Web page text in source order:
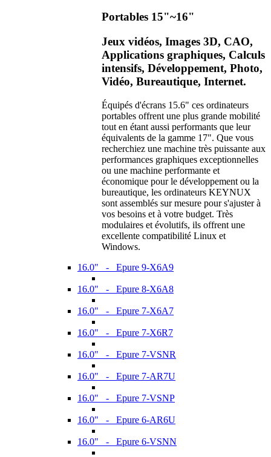
Portables 15"~16"
Jeux vidéos, Images 3D, CAO,
Applications graphiques, Calculs
intensifs, Développement, Photo,
Vidéo, Bureautique, Internet.
Équipés d'écrans 15.6" ces ordinateurs
portables offrent une plus grande mobilité
tout en étant aussi performants que leur
équivalents de la gamme 17". Que vous
recherchiez une machine très puissante aux
performances graphiques exceptionnelles
ou une machine performante et
économique pour le développement ou la
bureautique, les ordinateurs KEYNUX
sont assemblés sur mesure pour s'ajuster à
vos besoins et à votre budget. Très
modulaires et évolutifs, ils offrent une
excellente compatibilité Linux et
Windows.
16.0" - Epure 9-X6A9
16.0" - Epure 8-X6A8
16.0" - Epure 7-X6A7
16.0" - Epure 7-X6R7
16.0" - Epure 7-VSNR
16.0" - Epure 7-AR7U
16.0" - Epure 7-VSNP
16.0" - Epure 6-AR6U
16.0" - Epure 6-VSNN